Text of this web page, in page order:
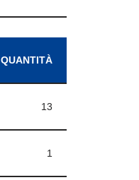
QUANTITÀ
13
1